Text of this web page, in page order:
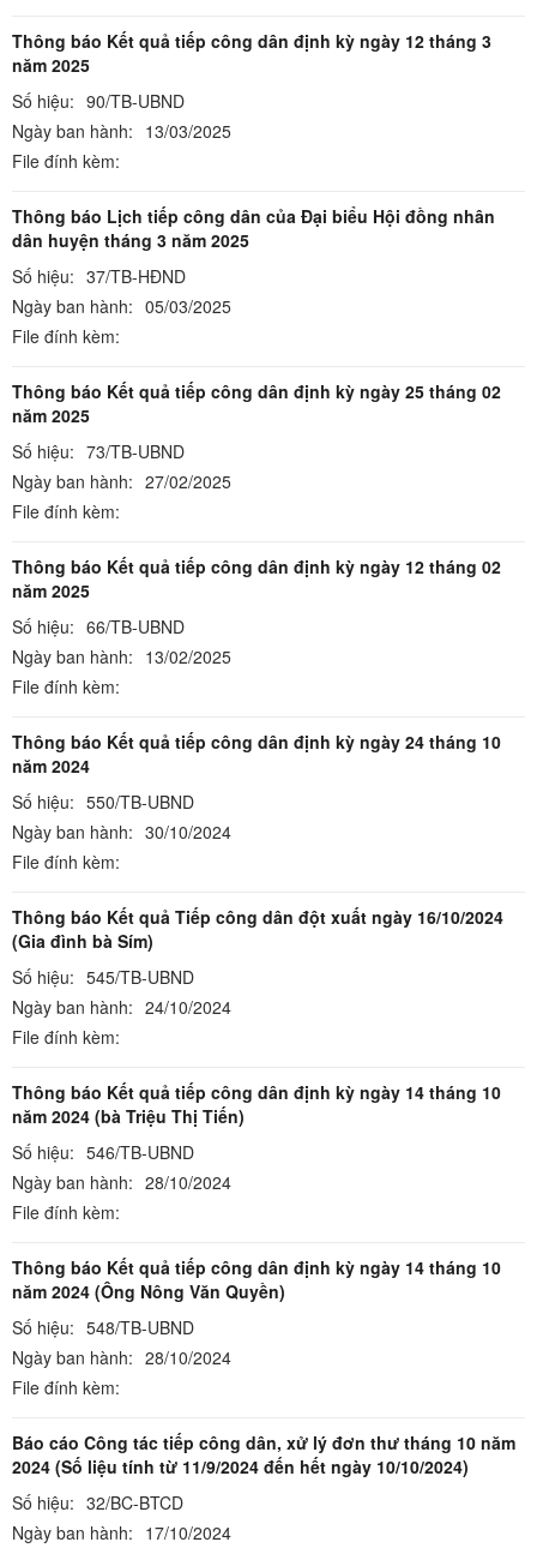
Thông báo Kết quả tiếp công dân định kỳ ngày 12 tháng 3
năm 2025
Số hiệu: 90/TB-UBND
Ngày ban hành: 13/03/2025
File đính kèm:
Thông báo Lịch tiếp công dân của Đại biểu Hội đồng nhân
dân huyện tháng 3 năm 2025
Số hiệu: 37/TB-HĐND
Ngày ban hành: 05/03/2025
File đính kèm:
Thông báo Kết quả tiếp công dân định kỳ ngày 25 tháng 02
năm 2025
Số hiệu: 73/TB-UBND
Ngày ban hành: 27/02/2025
File đính kèm:
Thông báo Kết quả tiếp công dân định kỳ ngày 12 tháng 02
năm 2025
Số hiệu: 66/TB-UBND
Ngày ban hành: 13/02/2025
File đính kèm:
Thông báo Kết quả tiếp công dân định kỳ ngày 24 tháng 10
năm 2024
Số hiệu: 550/TB-UBND
Ngày ban hành: 30/10/2024
File đính kèm:
Thông báo Kết quả Tiếp công dân đột xuất ngày 16/10/2024
(Gia đình bà Sím)
Số hiệu: 545/TB-UBND
Ngày ban hành: 24/10/2024
File đính kèm:
Thông báo Kết quả tiếp công dân định kỳ ngày 14 tháng 10
năm 2024 (bà Triệu Thị Tiến)
Số hiệu: 546/TB-UBND
Ngày ban hành: 28/10/2024
File đính kèm:
Thông báo Kết quả tiếp công dân định kỳ ngày 14 tháng 10
năm 2024 (Ông Nông Văn Quyền)
Số hiệu: 548/TB-UBND
Ngày ban hành: 28/10/2024
File đính kèm:
Báo cáo Công tác tiếp công dân, xử lý đơn thư tháng 10 năm
2024 (Số liệu tính từ 11/9/2024 đến hết ngày 10/10/2024)
Số hiệu: 32/BC-BTCD
Ngày ban hành: 17/10/2024